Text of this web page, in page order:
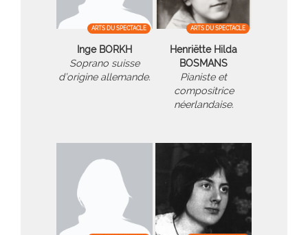
ARTS DU SPECTACLE
Inge BORKH
Soprano suisse
d’origine allemande.
ARTS DU SPECTACLE
Henriëtte Hilda
BOSMANS
Pianiste et
compositrice
néerlandaise.